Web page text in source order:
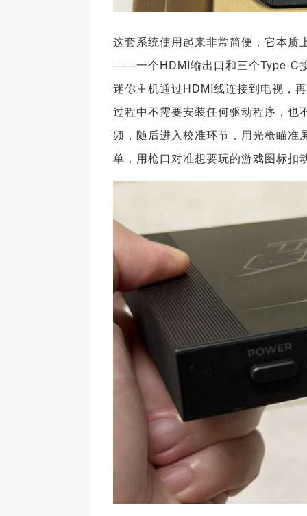
这套系统使用起来非常简便，它本质
——一个HDMI输出口和三个Type-C
迷你主机通过HDMI线连接到电视，
过程中不需要安装任何驱动程序，也
频，随后进入校准环节，用光枪瞄准
单，用枪口对准想要玩的游戏图标扣